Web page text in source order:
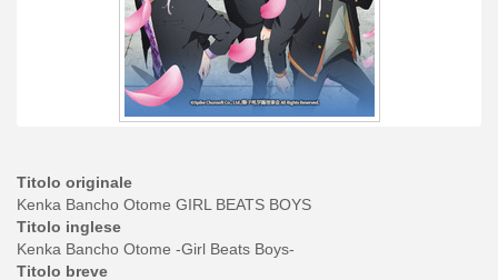
Titolo originale
Kenka Bancho Otome GIRL BEATS BOYS
Titolo inglese
Kenka Bancho Otome -Girl Beats Boys-
Titolo breve